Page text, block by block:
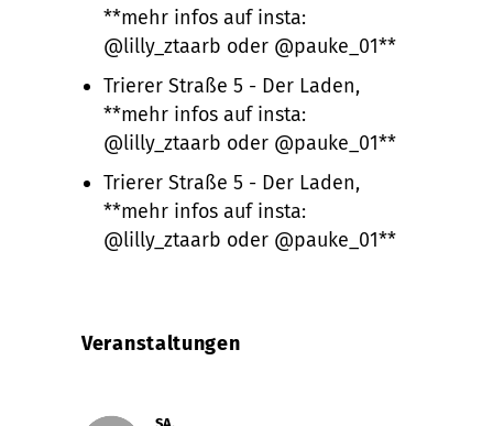
**mehr infos auf insta:
@lilly_ztaarb oder @pauke_01**
Trierer Straße 5 - Der Laden,
**mehr infos auf insta:
@lilly_ztaarb oder @pauke_01**
Trierer Straße 5 - Der Laden,
**mehr infos auf insta:
@lilly_ztaarb oder @pauke_01**
Veranstaltungen